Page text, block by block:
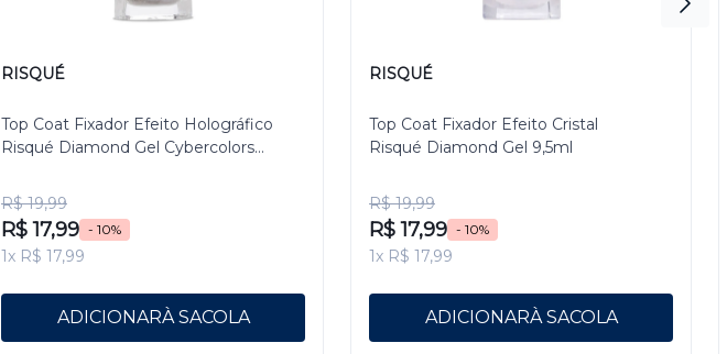
RISQUÉ
Top Coat Fixador Efeito Holográfico
Risqué Diamond Gel Cybercolors
R$ 19,99
R$ 17,99 - 10%
1x R$ 17,99
ADICIONAR
RISQUÉ
Top Coat Fixador Efeito Cristal
Risqué Diamond Gel 9,5ml
R$ 19,99
R$ 17,99 - 10%
1x R$ 17,99
ADICIONAR